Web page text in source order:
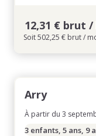
12,31 € brut /
Soit 502,25 € brut /
Arry
À partir du 3
3 enfants, 5 ans, 9